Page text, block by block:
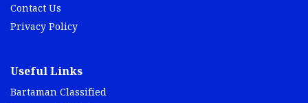
Contact Us
Privacy Policy
Useful Links
Bartaman Classified